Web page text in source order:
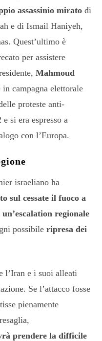
assassinio mirato di
e di Ismail Haniyeh,
Quest’ultimo è
per assistere
Mahmoud
campagna elettorale
proteste anti-
si era espresso a
con l’Europa.
israeliano ha
sul cessate il fuoco a
regionale
possibile ripresa dei
l’Iran e i suoi alleati
Se l’attacco fosse
pienamente
prendere la difficile